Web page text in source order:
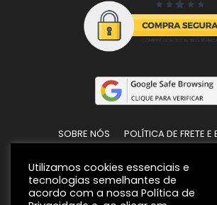
SOBRE NÓS POLÍTICA DE FRETE E
POLÍTICAS DE TROCAS E
POLÍTICA DE PRIVACIDADE
Utilizamos cookies essenciais e
tecnologias semelhantes de
acordo com a nossa Política de